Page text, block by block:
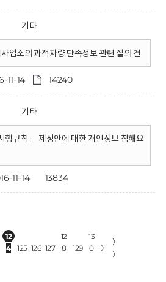
기타
업소의 과적차량 단속정보 관련 질의 건
11-14 14240
기타
행규칙」 제정안에 대한 개인정보 침해요
11-14 13834
12
4
125 126 127
12
8
129
13
0
〉
〉
〉